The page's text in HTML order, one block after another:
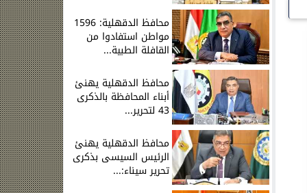
محافظ الدقهلية: 1596
مواطن استفادوا من
القافلة الطبية...
محافظ الدقهلية يهنئ
أبناء المحافظة بالذكرى
43 لتحرير...
محافظ الدقهلية يهنئ
الرئيس السيسى بذكرى
تحرير سيناء:...